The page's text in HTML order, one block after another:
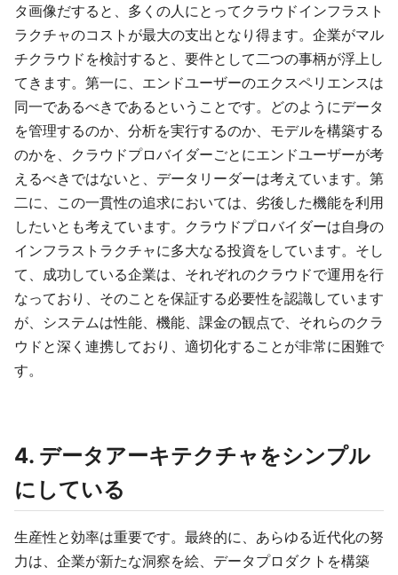
タ画像だすると、多くの人にとってクラウドインフラスト
ラクチャのコストが最大の支出となり得ます。企業がマル
チクラウドを検討すると、要件として二つの事柄が浮上し
てきます。第一に、エンドユーザーのエクスペリエンスは
同一であるべきであるということです。どのようにデータ
を管理するのか、分析を実行するのか、モデルを構築する
のかを、クラウドプロバイダーごとにエンドユーザーが考
えるべきではないと、データリーダーは考えています。第
二に、この一貫性の追求においては、劣後した機能を利用
したいとも考えています。クラウドプロバイダーは自身の
インフラストラクチャに多大なる投資をしています。そし
て、成功している企業は、それぞれのクラウドで運用を行
なっており、そのことを保証する必要性を認識しています
が、システムは性能、機能、課金の観点で、それらのクラ
ウドと深く連携しており、適切化することが非常に困難で
す。
4. データアーキテクチャをシンプル
にしている
生産性と効率は重要です。最終的に、あらゆる近代化の努
力は、企業が新たな洞察を絵、データプロダクトを構築